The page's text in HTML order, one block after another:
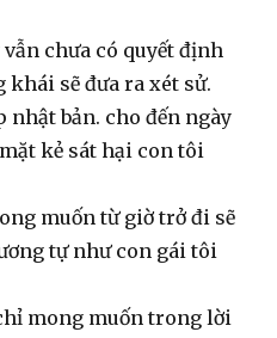
chưa có quyết định
sẽ đưa ra xét sử.
bản. cho đến ngày
kẻ sát hại con tôi
muốn từ giờ trở đi sẽ
tự như con gái tôi
mong muốn trong lời